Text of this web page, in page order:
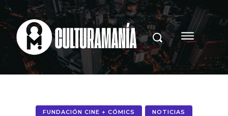
FUNDACIÓN CINE + CÓMICS NOTICIAS